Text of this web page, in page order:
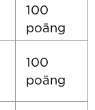
100
poäng
100
poäng